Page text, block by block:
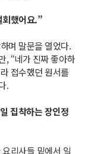
회했어요.”
며 말문을 열었다.
, “네가 진짜 좋아하
접수했던 원서를
.
집착하는 장인정
리사들 밑에서 일